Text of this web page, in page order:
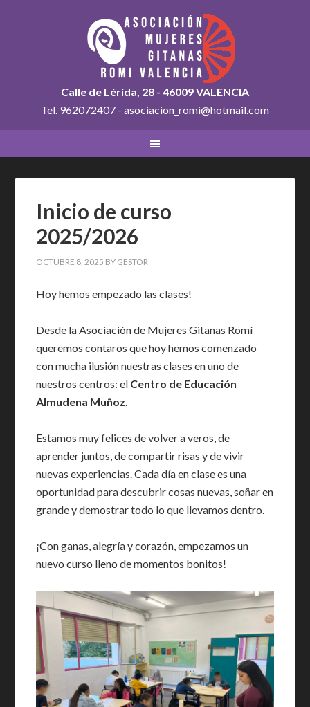
Calle de Lérida, 28 - 46009 VALENCIA
Tel. 962072407 - asociacion_romi@hotmail.com
Inicio de curso
2025/2026
OCTUBRE 8, 2025 BY GESTOR
Hoy hemos empezado las clases!
Desde la Asociación de Mujeres Gitanas Romí
queremos contaros que hoy hemos comenzado
con mucha ilusión nuestras clases en uno de
nuestros centros: el Centro de Educación
Almudena Muñoz.
Estamos muy felices de volver a veros, de
aprender juntos, de compartir risas y de vivir
nuevas experiencias. Cada día en clase es una
oportunidad para descubrir cosas nuevas, soñar en
grande y demostrar todo lo que llevamos dentro.
¡Con ganas, alegría y corazón, empezamos un
nuevo curso lleno de momentos bonitos!